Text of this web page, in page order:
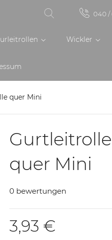
040 /
Wickler
quer Mini
quer Mini
0 bewertungen
3,93 €